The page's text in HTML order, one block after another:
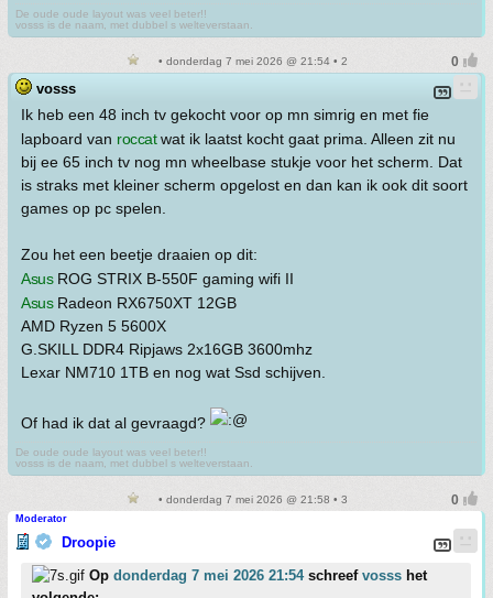
De oude oude layout was veel beter!!
vosss is de naam, met dubbel s welteverstaan.
• donderdag 7 mei 2026 @ 21:54 • 2
vosss
Ik heb een 48 inch tv gekocht voor op mn simrig en met fie
lapboard van roccatwat ik laatst kocht gaat prima. Alleen zit nu
bij ee 65 inch tv nog mn wheelbase stukje voor het scherm. Dat
is straks met kleiner scherm opgelost en dan kan ik ook dit soort
games op pc spelen.
Zou het een beetje draaien op dit:
AsusROG STRIX B-550F gaming wifi II
AsusRadeon RX6750XT 12GB
AMD Ryzen 5 5600X
G.SKILL DDR4 Ripjaws 2x16GB 3600mhz
Lexar NM710 1TB en nog wat Ssd schijven.
Of had ik dat al gevraagd?
De oude oude layout was veel beter!!
vosss is de naam, met dubbel s welteverstaan.
• donderdag 7 mei 2026 @ 21:58 • 3
Moderator
Droopie
Op donderdag 7 mei 2026 21:54schreef vosss het